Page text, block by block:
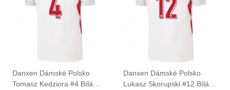
Danxen Dámské Polsko
Tomasz Kedziora #4 Bílá
Danxen Dámské Polsko
Lukasz Skorupski #12 Bílá